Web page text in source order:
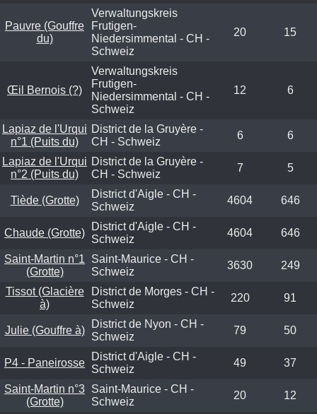
Pauvre (Gouffre
du)
Verwaltungskreis
Frutigen-
Niedersimmental - CH -
Schweiz
20 15
Œil Bernois (?)
Verwaltungskreis
Frutigen-
Niedersimmental - CH -
Schweiz
12 6
Lapiaz de l'Urqui
n°1 (Puits du)
District de la Gruyère -
CH - Schweiz
6 6
Lapiaz de l'Urqui
n°2 (Puits du)
District de la Gruyère -
CH - Schweiz
7 5
Tiède (Grotte)
District d'Aigle - CH -
Schweiz
4604 646
Chaude (Grotte)
District d'Aigle - CH -
Schweiz
4604 646
Saint-Martin n°1
(Grotte)
Saint-Maurice - CH -
Schweiz
3630 249
Tissot (Glacière
à)
District de Morges - CH -
Schweiz
220 91
Julie (Gouffre à)
District de Nyon - CH -
Schweiz
79 50
P4 - Paneirosse
District d'Aigle - CH -
Schweiz
49 37
Saint-Martin n°3
(Grotte)
Saint-Maurice - CH -
Schweiz
20 12